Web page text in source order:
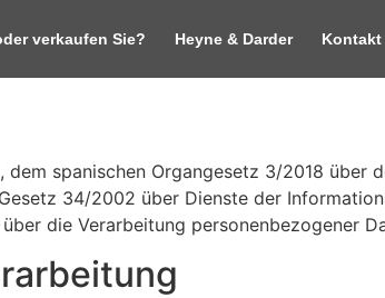
verkaufen Sie? Heyne & Darder Kontakt
spanischen Organgesetz 3/2018 über
34/2002 über Dienste der
die Verarbeitung personenbezogener